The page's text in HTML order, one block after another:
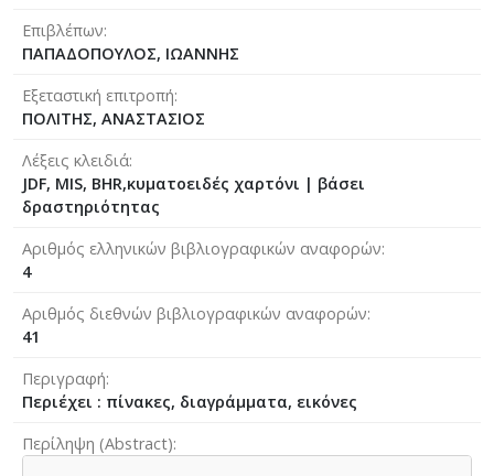
Επιβλέπων
ΠΑΠΑΔΟΠΟΥΛΟΣ, ΙΩΑΝΝΗΣ
Εξεταστική επιτροπή
ΠΟΛΙΤΗΣ, ΑΝΑΣΤΑΣΙΟΣ
Λέξεις κλειδιά
JDF, MIS, BHR,κυματοειδές χαρτόνι | βάσει
δραστηριότητας
Αριθμός ελληνικών βιβλιογραφικών αναφορών
4
Αριθμός διεθνών βιβλιογραφικών αναφορών
41
Περιγραφή
Περιέχει : πίνακες, διαγράμματα, εικόνες
Περίληψη (Abstract)